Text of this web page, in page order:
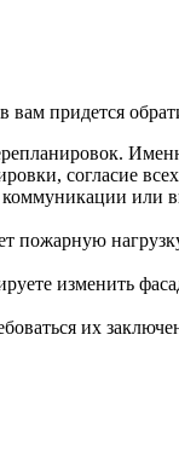
вам придется
согласие
или
пожарную
изменить
их